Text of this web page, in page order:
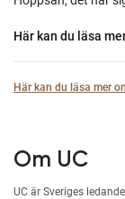
Här kan du läsa
Här kan du läsa mer
Om UC
UC är Sveriges